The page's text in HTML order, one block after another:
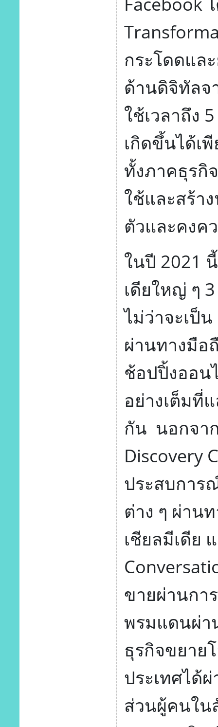
กระโดดแล
ด้านดิจิทัลจ
ใช้เวลาถึง
เกิดขึ้นได้เ
ทั้งภาคธุรกิ
ใช้และสร้า
ตัวและคงค
ในปี 2021
เดียใหญ่ ๆ
ไม่ว่าจะเป็
ผ่านทางมือ
ช้อปปิ้งออน
อย่างเต็มที่
กัน นอกจาก
Discovery
ประสบการ
ต่าง ๆ ผ่าน
เชียลมีเดีย
ขายผ่านกา
พรมแดนผ่า
ธุรกิจขยาย
ประเทศได้
ส่วนผู้คนใน